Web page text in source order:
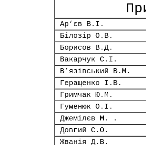
Ар’єв В.І.
Білозір О.В.
Борисов В.Д.
Вакарчук С.І.
В’язівський В.М.
Геращенко І.В.
Гримчак Ю.М.
Гуменюк О.І.
Джемілєв М. .
Довгий С.О.
Жванія Д.В.